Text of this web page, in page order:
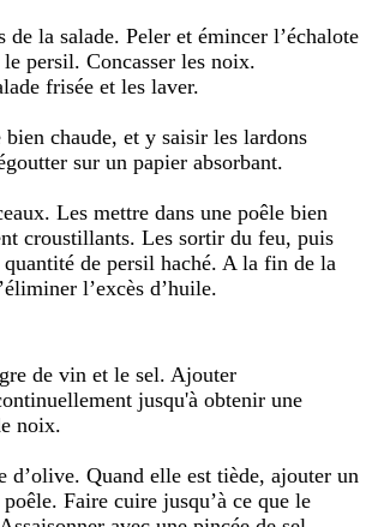
la salade. Peler et émincer l’échalote
persil. Concasser les noix.
frisée et les laver.
chaude, et y saisir les lardons
sur un papier absorbant.
Les mettre dans une poêle bien
croustillants. Les sortir du feu, puis
de persil haché. A la fin de la
l’excès d’huile.
de vin et le sel. Ajouter
jusqu'à obtenir une
noix.
Quand elle est tiède, ajouter un
Faire cuire jusqu’à ce que le